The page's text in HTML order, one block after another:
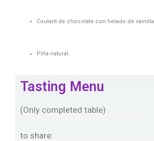
Coulant de chocolate con helado de vainilla.
Piña natural.
Tasting Menu
(Only completed table)
to share: